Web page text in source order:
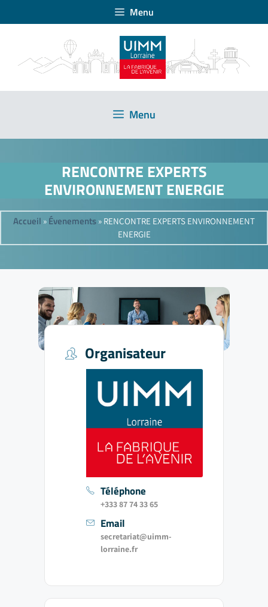
Menu
Menu
RENCONTRE EXPERTS
ENVIRONNEMENT ENERGIE
Accueil » Évenements » RENCONTRE EXPERTS ENVIRONNEMENT
ENERGIE
Organisateur
Téléphone
+333 87 74 33 65
Email
secretariat@uimm-
lorraine.fr